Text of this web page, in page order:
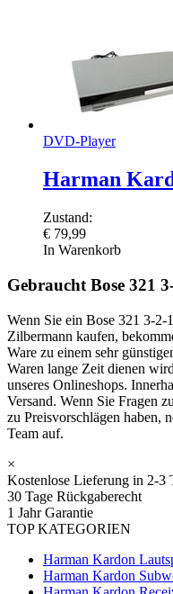
DVD-Player
Harman
Zustand:
€ 79,99
In Warenkorb
Gebraucht Bose 321
Wenn Sie ein Bose 321 3-
Zilbermann kaufen,
Ware zu einem sehr
Waren lange Zeit dienen
unseres Onlineshops.
Versand. Wenn Sie Fragen
zu Preisvorschlägen haben,
Team auf.
×
Kostenlose Lieferung in 2-3
30 Tage Rückgaberecht
1 Jahr Garantie
TOP KATEGORIEN
Harman Kardon
Harman Kardon